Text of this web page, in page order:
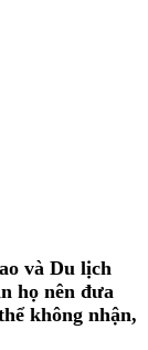
và Du lịch
họ nên đưa
không nhận,